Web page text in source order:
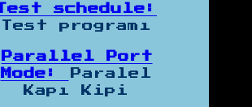
Test schedule:
Test programı
Parallel Port
Mode:
Paralel
Kapı Kipi